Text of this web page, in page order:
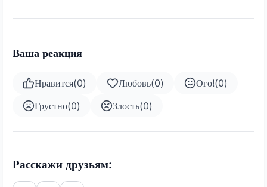
Ваша реакция
Нравится(0) Любовь(0) Ого!(0)
Грустно(0) Злость(0)
Расскажи друзьям: